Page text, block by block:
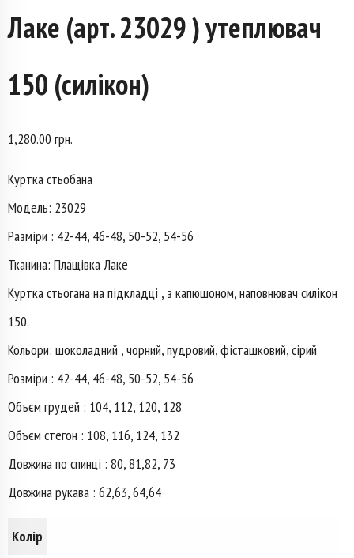
Лаке (арт. 23029 ) утеплювач
150 (силікон)
1,280.00 грн.
Куртка стьобана
Модель: 23029
Разміри : 42-44, 46-48, 50-52, 54-56
Тканина: Плащівка Лаке
Куртка стьогана на підкладці , з капюшоном, наповнювач силікон
150.
Кольори: шоколадний , чорний, пудровий, фісташковий, сірий
Розміри : 42-44, 46-48, 50-52, 54-56
Объєм грудей : 104, 112, 120, 128
Объєм стегон : 108, 116, 124, 132
Довжина по спинці : 80, 81,82, 73
Довжина рукава : 62,63, 64,64
Колір